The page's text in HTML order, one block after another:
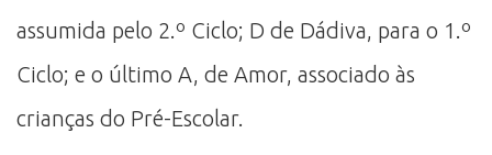
assumida pelo 2.º Ciclo; D de Dádiva, para o 1.º
Ciclo; e o último A, de Amor, associado às
crianças do Pré-Escolar.